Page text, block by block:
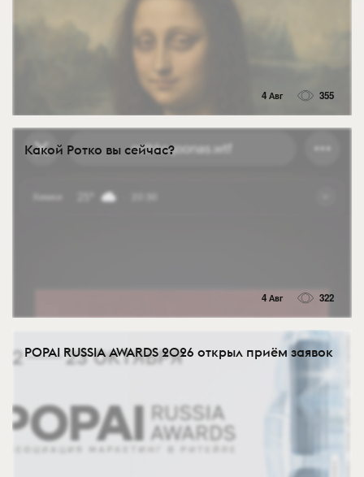
4 Авг 355
Какой Ротко вы сейчас?
4 Авг 322
POPAI RUSSIA AWARDS 2026 открыл приём заявок